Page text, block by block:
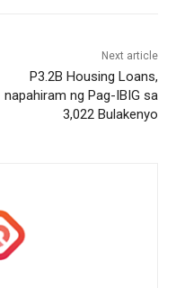
Next article
P3.2B Housing Loans,
napahiram ng Pag-IBIG sa
3,022 Bulakenyo